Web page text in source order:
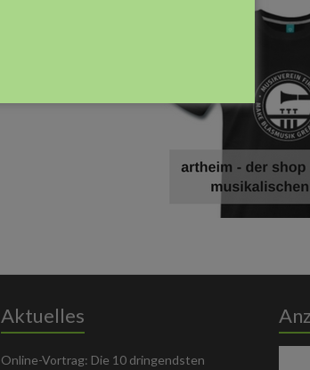
Aktuelles
Online-Vortrag: Die 10 dringendsten